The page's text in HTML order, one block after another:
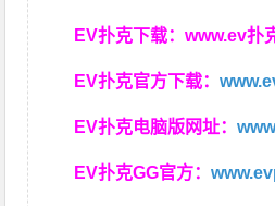
EV扑克下载：www.ev扑
EV扑克官方下载：
EV扑克电脑版网址：
EV扑克GG官方：